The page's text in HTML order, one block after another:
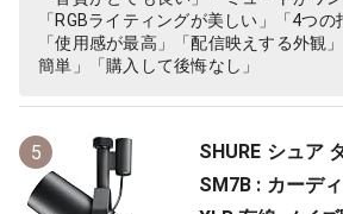
「RGBライティングが美しい」「4つの
「使用感が最高」「配信映えする外観
簡単」「購入して後悔なし」
5
SHURE シュア
SM7B : カーデ